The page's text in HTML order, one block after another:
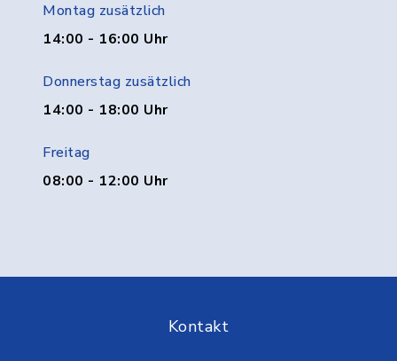
Montag zusätzlich
14:00 - 16:00 Uhr
Donnerstag zusätzlich
14:00 - 18:00 Uhr
Freitag
08:00 - 12:00 Uhr
Kontakt